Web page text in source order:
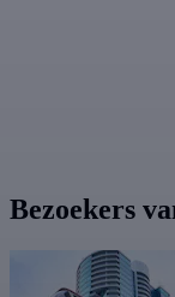
Bezoekers